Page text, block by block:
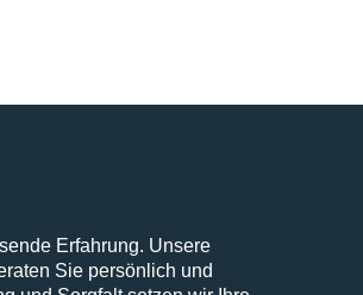
Erfahrung. Unsere
Sie persönlich und